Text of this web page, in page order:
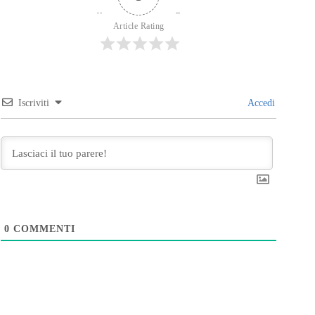
Article Rating
Iscriviti Accedi
0 COMMENTI